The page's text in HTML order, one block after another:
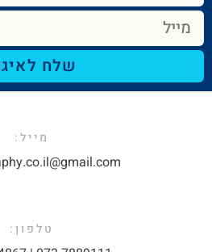
שלח
מייל:​
טלפון: